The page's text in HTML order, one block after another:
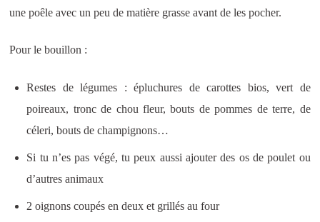
une poêle avec un peu de matière grasse avant de les pocher.
Pour le bouillon :
Restes de légumes : épluchures de carottes bios, vert de
poireaux, tronc de chou fleur, bouts de pommes de terre, de
céleri, bouts de champignons…
Si tu n’es pas végé, tu peux aussi ajouter des os de poulet ou
d’autres animaux
2 oignons coupés en deux et grillés au four